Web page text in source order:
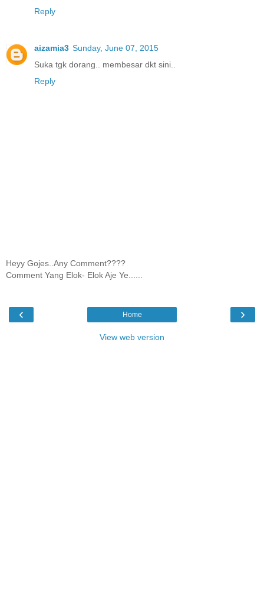
Reply
aizamia3 Sunday, June 07, 2015
Suka tgk dorang.. membesar dkt sini..
Reply
Heyy Gojes..Any Comment????
Comment Yang Elok- Elok Aje Ye......
‹ ›
Home
View web version